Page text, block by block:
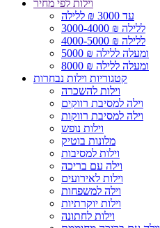
וילות לפי מחיר
עד 3000 ₪ ללילה
3000-4000 ₪ ללילה
4000-5000 ₪ ללילה
5000 ₪ ומעלה ללילה
8000 ₪ ומעלה ללילה
קטגוריות וילות נבחרות
וילות להשכרה
וילה למסיבת רווקים
וילה למסיבת רווקות
וילות נופש
מלונות בוטיק
וילות למסיבות
וילה עם בריכה
וילות לאירועים
וילה למשפחות
וילות יוקרתיות
וילות לחתונה